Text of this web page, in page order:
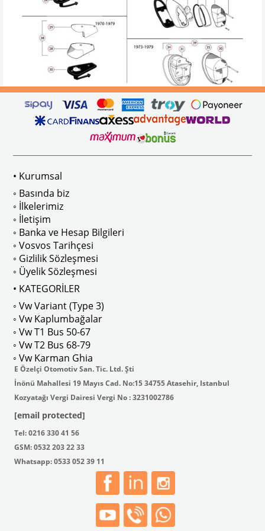
• Kurumsal
◦ Basında biz
◦ İlkelerimiz
◦ İletişim
◦ Banka ve Hesap Bilgileri
◦ Vosvos Tarihçesi
◦ Gizlilik Sözleşmesi
◦ Üyelik Sözleşmesi
• KATEGORİLER
◦ Vw Variant (Type 3)
◦ Vw Kaplumbağalar
◦ Vw T1 Bus 50-67
◦ Vw T2 Bus 68-79
◦ Vw Karman Ghia
E Özelçi Otomotiv San. Tic. Ltd. Şti
İnönü Mahallesi 19 Mayıs Cad. No:15 34755 Atasehir, Istanbul
Kozyatağı Vergi Dairesi Vergi No : 3231002786
[email protected]
Tel: 0216 330 41 56
GSM: 0532 203 22 33
Whatsapp: 0533 052 39 11